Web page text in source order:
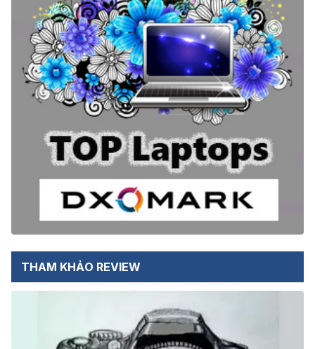
THAM KHẢO REVIEW